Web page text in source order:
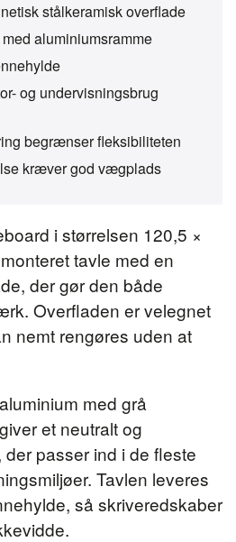
i størrelsen 120,5 ×
tavle med en
der gør den både
Overfladen er velegnet
nemt rengøres uden at
med grå
et neutralt og
passer ind i de fleste
Tavlen leveres
så skriveredskaber
stålkeramisk overflade
aluminiumsramme
og undervisningsbrug
begrænser fleksibiliteten
kræver god vægplads